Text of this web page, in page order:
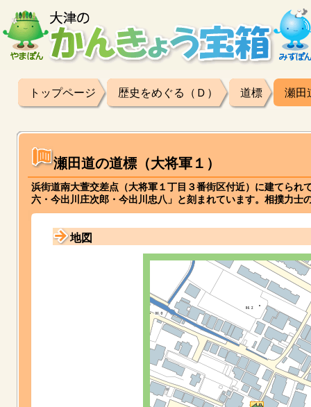
トップページ 歴史をめぐる（Ｄ） 道標 瀬田
瀬田道の道標（大将軍１）
浜街道南大萱交差点（大将軍１丁目３番街区付近）に建てられ
六・今出川庄次郎・今出川忠八」と刻まれています。相撲力士
地図